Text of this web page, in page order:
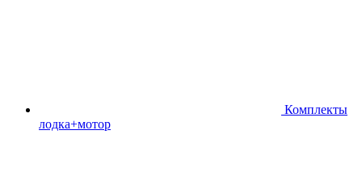
Комплекты
лодка+мотор